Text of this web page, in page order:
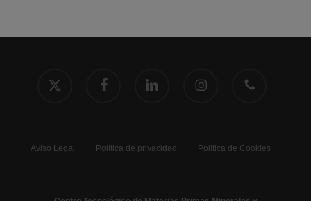
twitter
Aviso Legal Política de privacidad Política de Cookies